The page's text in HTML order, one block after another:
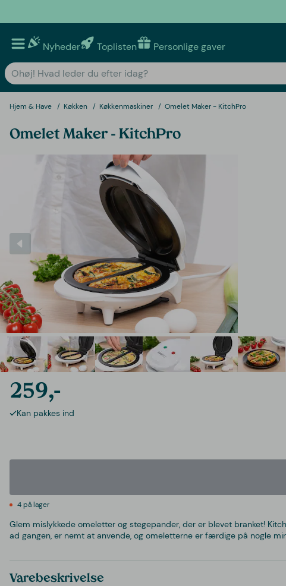
Nyheder Toplisten Personlige gaver
Hjem & Have Køkken Køkkenmaskiner Omelet Maker - KitchPro
Omelet Maker - KitchPro
259,-
Kan pakkes ind
4 på lager
Glem mislykkede omeletter og stegepander, der er blevet branket!
ad gangen, er nemt at anvende, og omeletterne er færdige på nogle
Varebeskrivelse